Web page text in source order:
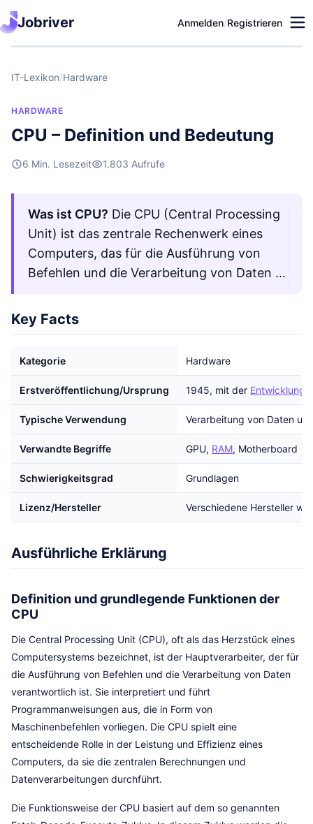
Jobriver Anmelden/Registrieren
IT-Lexikon/Hardware
HARDWARE
CPU – Definition und Bedeutung
6 Min. Lesezeit 1.803 Aufrufe
Was ist CPU? Die CPU (Central Processing
Unit) ist das zentrale Rechenwerk eines
Computers, das für die Ausführung von
Befehlen und die Verarbeitung von Daten …
Key Facts
Kategorie Hardware
Erstveröffentlichung/Ursprung 1945, mit der Entwicklung
Typische Verwendung Verarbeitung von Daten
Verwandte Begriffe GPU, RAM, Motherboard
Schwierigkeitsgrad Grundlagen
Lizenz/Hersteller Verschiedene Hersteller
Ausführliche Erklärung
Definition und grundlegende Funktionen der
CPU
Die Central Processing Unit (CPU), oft als das Herzstück eines
Computersystems bezeichnet, ist der Hauptverarbeiter, der für
die Ausführung von Befehlen und die Verarbeitung von Daten
verantwortlich ist. Sie interpretiert und führt
Programmanweisungen aus, die in Form von
Maschinenbefehlen vorliegen. Die CPU spielt eine
entscheidende Rolle in der Leistung und Effizienz eines
Computers, da sie die zentralen Berechnungen und
Datenverarbeitungen durchführt.
Die Funktionsweise der CPU basiert auf dem so genannten